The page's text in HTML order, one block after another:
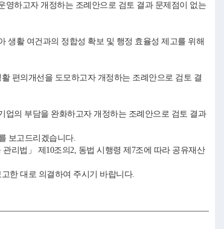
하고자 개정하는 조례안으로 검토 결과 문제점이 없는
생활 여건과의 정합성 확보 및 행정 효율성 제고를 위해
편의개선을 도모하고자 개정하는 조례안으로 검토 결
의 부담을 완화하고자 개정하는 조례안으로 검토 결과
보고드리겠습니다.
리법」 제10조의2, 동법 시행령 제7조에 따라 공유재산
한 대로 의결하여 주시기 바랍니다.